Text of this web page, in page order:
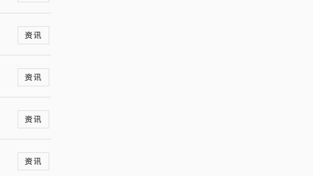
资讯
资讯
资讯
资讯